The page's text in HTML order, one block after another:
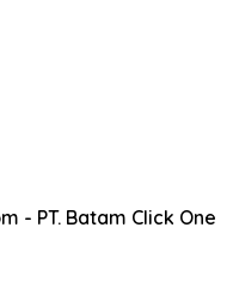
- PT. Batam Click One